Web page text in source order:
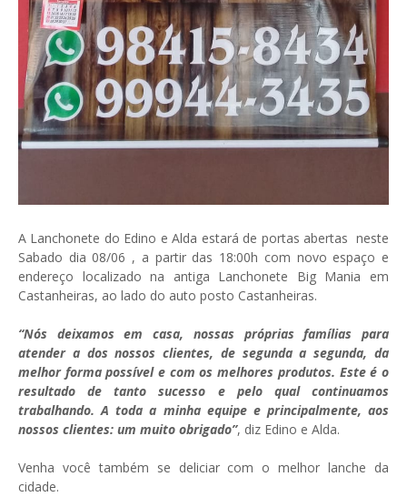
A Lanchonete do Edino e Alda estará de portas abertas neste
Sabado dia 08/06 , a partir das 18:00h com novo espaço e
endereço localizado na antiga Lanchonete Big Mania em
Castanheiras, ao lado do auto posto Castanheiras.
“Nós deixamos em casa, nossas próprias famílias para
atender a dos nossos clientes, de segunda a segunda, da
melhor forma possível e com os melhores produtos. Este é o
resultado de tanto sucesso e pelo qual continuamos
trabalhando. A toda a minha equipe e principalmente, aos
nossos clientes: um muito obrigado”, diz Edino e Alda.
Venha você também se deliciar com o melhor lanche da
cidade.